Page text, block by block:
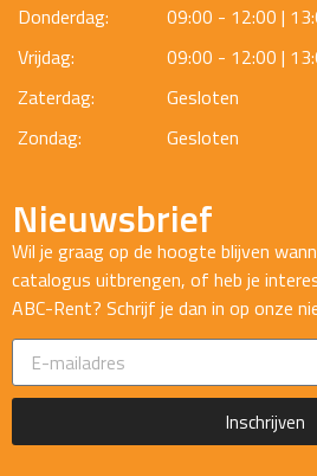
Donderdag:
09:00 - 12:00 |
Vrijdag:
09:00 - 12:00 |
Zaterdag:
Gesloten
Zondag:
Gesloten
Nieuwsbrief
Wil je graag op de hoogte blijven
catalogus uitbrengen, of heb je
ABC-Rent? Schrijf je dan in op onze
Inschrijven